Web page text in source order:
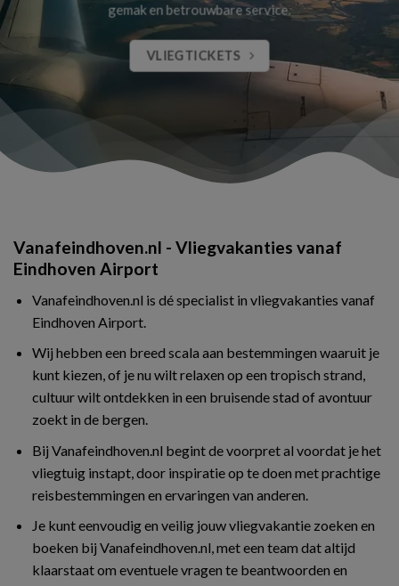
gemak en betrouwbare service.
VLIEGTICKETS
Vanafeindhoven.nl - Vliegvakanties vanaf
Eindhoven Airport
Vanafeindhoven.nl is dé specialist in vliegvakanties vanaf
Eindhoven Airport.
Wij hebben een breed scala aan bestemmingen waaruit je
kunt kiezen, of je nu wilt relaxen op een tropisch strand,
cultuur wilt ontdekken in een bruisende stad of avontuur
zoekt in de bergen.
Bij Vanafeindhoven.nl begint de voorpret al voordat je het
vliegtuig instapt, door inspiratie op te doen met prachtige
reisbestemmingen en ervaringen van anderen.
Je kunt eenvoudig en veilig jouw vliegvakantie zoeken en
boeken bij Vanafeindhoven.nl, met een team dat altijd
klaarstaat om eventuele vragen te beantwoorden en